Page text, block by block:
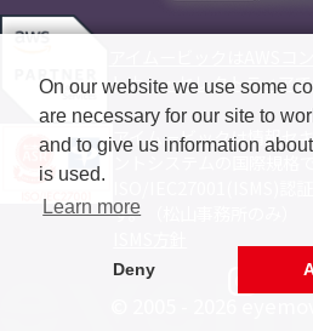
トナー・セレクトティア
アイムービックは情報セ
す。（松山事務所のみ）
On our website we use some
are necessary for our site to
and to give us information
is used.
Learn more
Deny